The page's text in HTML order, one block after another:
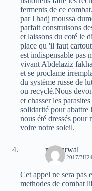
ferments de ce
par l hadj moussa
parfait construisons
et laissons du coté le
place qu 'il faut
est indispensable pas
vivant Abdelaziz
et se proclame
du système russe de
ou recyclé.Nous
et chasser les
solidarité pour
nous été dressés pour
voire notre soleil.
moh arwal
29 JUIN 2017/
Cet appel ne sera pas
methodes de combat